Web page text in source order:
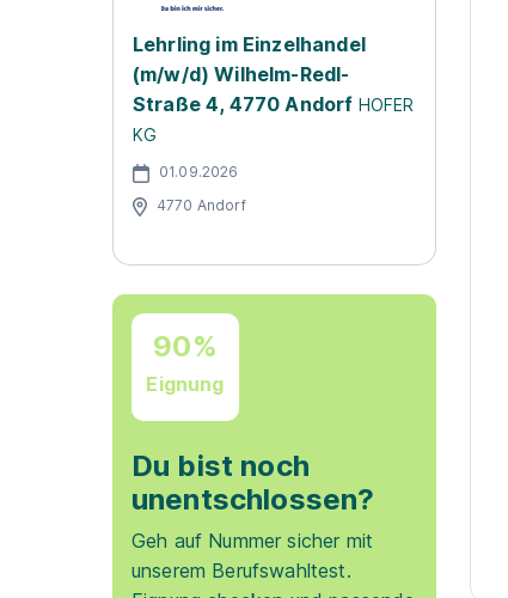
Lehrling im Einzelhandel
(m/w/d) Wilhelm-Redl-
Straße 4, 4770 Andorf HOFER
KG
01.09.2026
4770 Andorf
90%
Eignung
Du bist noch
unentschlossen?
Geh auf Nummer sicher mit
unserem Berufswahltest.